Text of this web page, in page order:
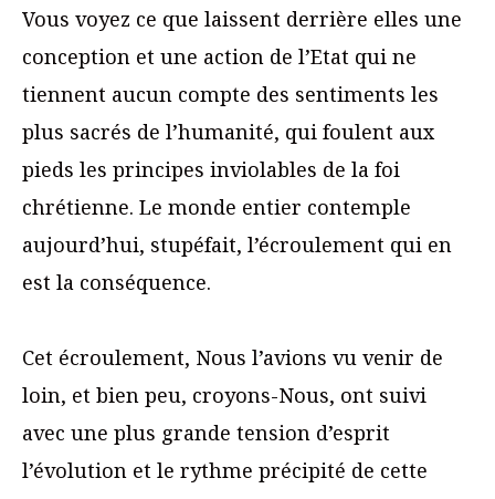
Vous voyez ce que laissent derrière elles une
conception et une action de l’Etat qui ne
tiennent aucun compte des sentiments les
plus sacrés de l’humanité, qui foulent aux
pieds les principes inviolables de la foi
chrétienne. Le monde entier contemple
aujourd’hui, stupéfait, l’écroulement qui en
est la conséquence.
Cet écroulement, Nous l’avions vu venir de
loin, et bien peu, croyons-Nous, ont suivi
avec une plus grande tension d’esprit
l’évolution et le rythme précipité de cette